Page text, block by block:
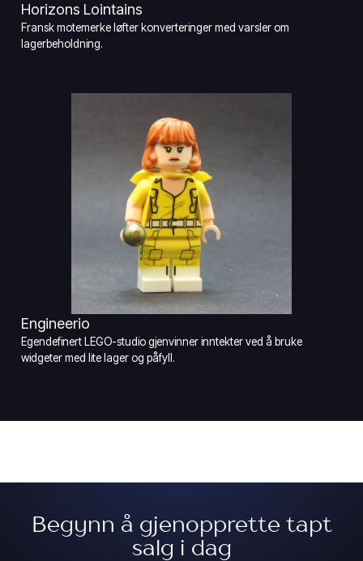
Horizons Lointains
Fransk motemerke løfter konverteringer med varsler om
lagerbeholdning.
Engineerio
Egendefinert LEGO-studio gjenvinner inntekter ved å bruke
widgeter med lite lager og påfyll.
Begynn å gjenopprette tapt
salg i dag